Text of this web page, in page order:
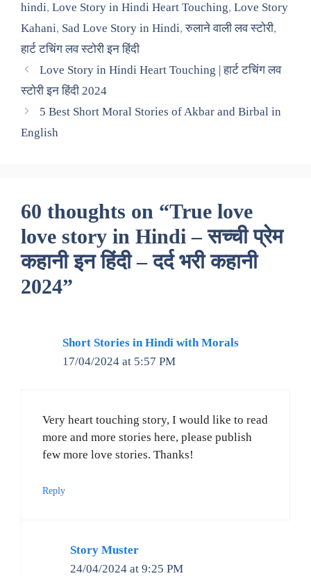
hindi, Love Story in Hindi Heart Touching, Love Story
Kahani, Sad Love Story in Hindi,रुलाने वाली लव स्टोरी,
हार्ट टचिंग लव स्टोरी इन हिंदी
Love Story in Hindi Heart Touching | हार्ट टचिंग लव
स्टोरी इन हिंदी 2024
5 Best Short Moral Stories of Akbar and Birbal in
English
60 thoughts on “True love
love story in Hindi – सच्ची प्रेम
कहानी इन हिंदी – दर्द भरी कहानी
2024”
Short Stories in Hindi with Morals
17/04/2024 at 5:57 PM
Very heart touching story, I would like to read
more and more stories here, please publish
few more love stories. Thanks!
Reply
Story Muster
24/04/2024 at 9:25 PM